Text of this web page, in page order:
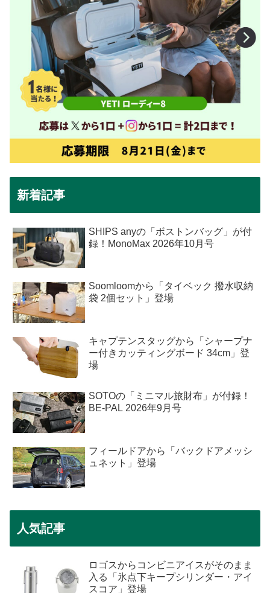
新着記事
SHIPS anyの「ボストンバッグ」が付
録！MonoMax 2026年10月号
Soomloomから「タイベック 撥水収納
袋 2個セット」登場
キャプテンスタッグから「シャープナ
ー付きカッティングボード 34cm」登
場
SOTOの「ミニマル旅財布」が付録！
BE-PAL 2026年9月号
フィールドアから「バックドアメッシ
ュネット」登場
人気記事
ロゴスからコンビニアイスがそのまま
入る「氷点下キープシリンダー・アイ
スコア」登場